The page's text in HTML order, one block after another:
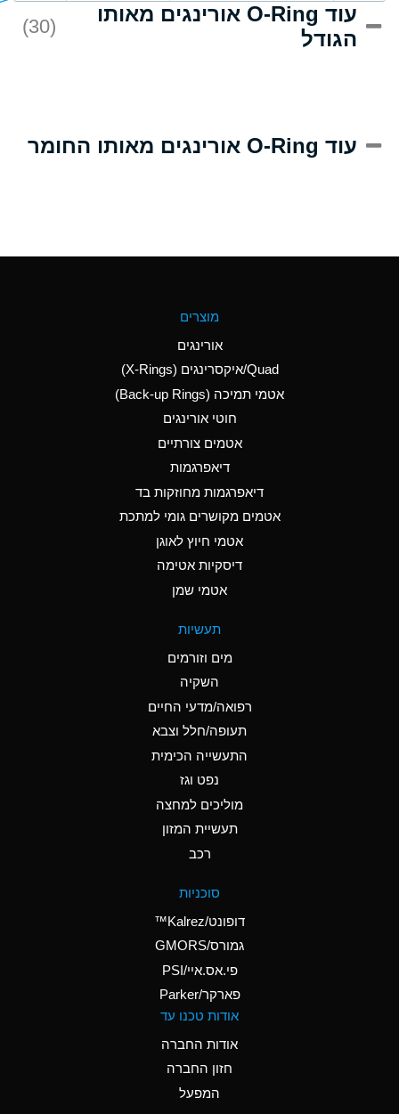
Acrlylonitrile
C
Adipic Acid
(Aqueous)
Aluminum Nitrate
(Aqueous)
Aluminum Phosphate
Ammonia Anhydrous
D
Ammonia Gas (cold)
D
Ammonia Gas (hot)
Ammonium Hydroxide
B
Ammonium Nitrate
Ammonium Nitrite
Ammonium Persulfate
Ammonium Phosphate
A
Ammonium Sulfate
B
Amyl Acetate (Banana
עוד O-Ring אורינגים מאותו
הגודל
(30)
עוד O-Ring אורינגים מאותו החומר
מוצרים
אורינגים
Quad/איקסרינגים (X-Rings)
אטמי תמיכה (Back-up Rings)
חוטי אורינגים
אטמים צורתיים
דיאפרגמות
דיאפרגמות מחוזקות בד
אטמים מקושרים גומי למתכת
אטמי חיוץ לאוגן
דיסקיות אטימה
אטמי שמן
תעשיות
מים וזורמים
השקיה
רפואה/מדעי החיים
תעופה/חלל וצבא
התעשייה הכימית
נפט וגז
מוליכים למחצה
תעשיית המזון
רכב
סוכניות
דופונט/Kalrez™
גמורס/GMORS
פי.אס.איי/PSI
פארקר/Parker
אודות טכנו עד
אודות החברה
חזון החברה
המפעל